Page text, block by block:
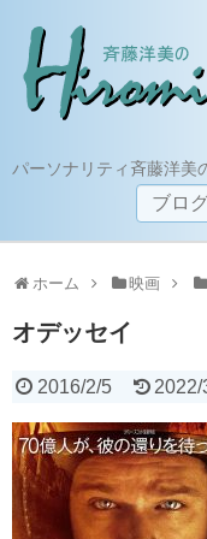
パーソナリティ斉藤洋美
ホーム 映画
オデッセイ
2016/2/5 2022/